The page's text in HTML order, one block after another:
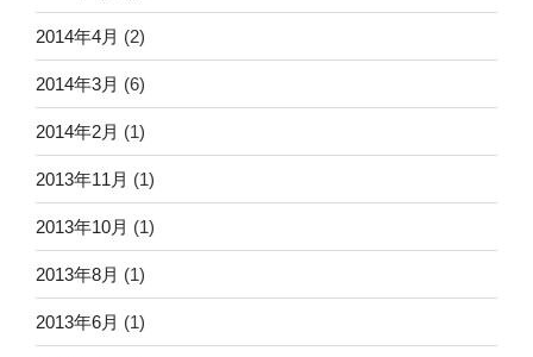
2014年4月 (2)
2014年3月 (6)
2014年2月 (1)
2013年11月 (1)
2013年10月 (1)
2013年8月 (1)
2013年6月 (1)